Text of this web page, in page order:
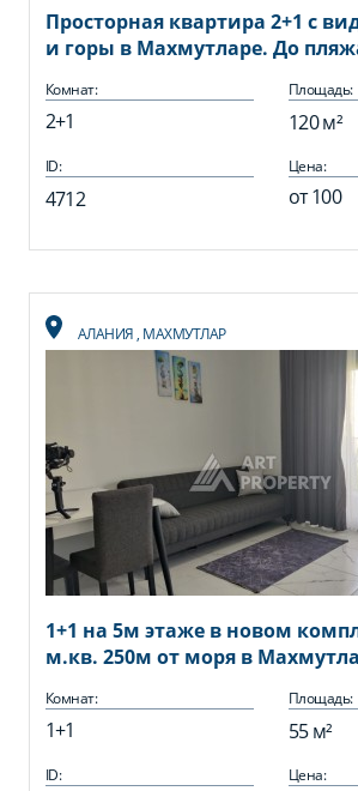
Просторная квартира 2+1 с
и горы в Махмутларе. До
Комнат:
2+1
Площадь:
120 м²
ID:
4712
Цена:
от100
АЛАНИЯ, МАХМУТЛАР
1+1 на 5м этаже в новом
м.кв. 250м от моря в
Комнат:
1+1
Площадь:
55 м²
ID: Цена: